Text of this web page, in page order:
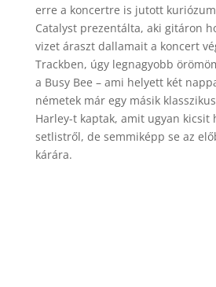
erre a koncertre is jutott
Catalyst prezentálta, aki gitáron
vizet áraszt dallamait a koncert
Trackben, úgy legnagyobb
a Busy Bee – ami helyett két
németek már egy másik
Harley-t kaptak, amit ugyan kicsit
setlistről, de semmiképp se az
kárára.